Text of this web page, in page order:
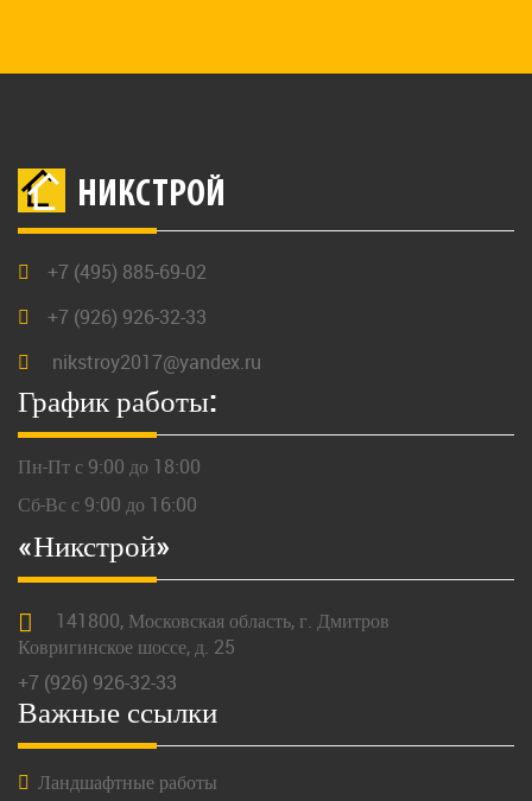
НИКСТРОЙ
+7 (495) 885-69-02
+7 (926) 926-32-33
nikstroy2017@yandex.ru
График работы:
Сб-Вс с 9:00 до 16:00
«Никстрой»
141800,Московская
Ковригинское шоссе, д. 25
+7 (926) 926-32-33
Важные ссылки